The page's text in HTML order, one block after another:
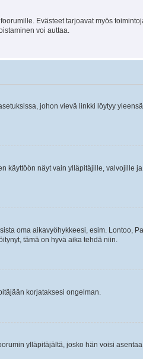
Evästeet tarjoavat myös
voi auttaa.
johon vievä linkki löytyy
käyttöön näyt vain ylläpitäjille, valvojille
oma aikavyöhykkeesi, esim. Lontoo,
tämä on hyvä aika tehdä niin.
korjataksesi ongelman.
ylläpitäjältä, josko hän voisi